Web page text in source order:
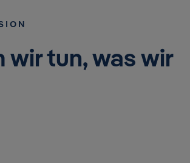
wir tun, was wir